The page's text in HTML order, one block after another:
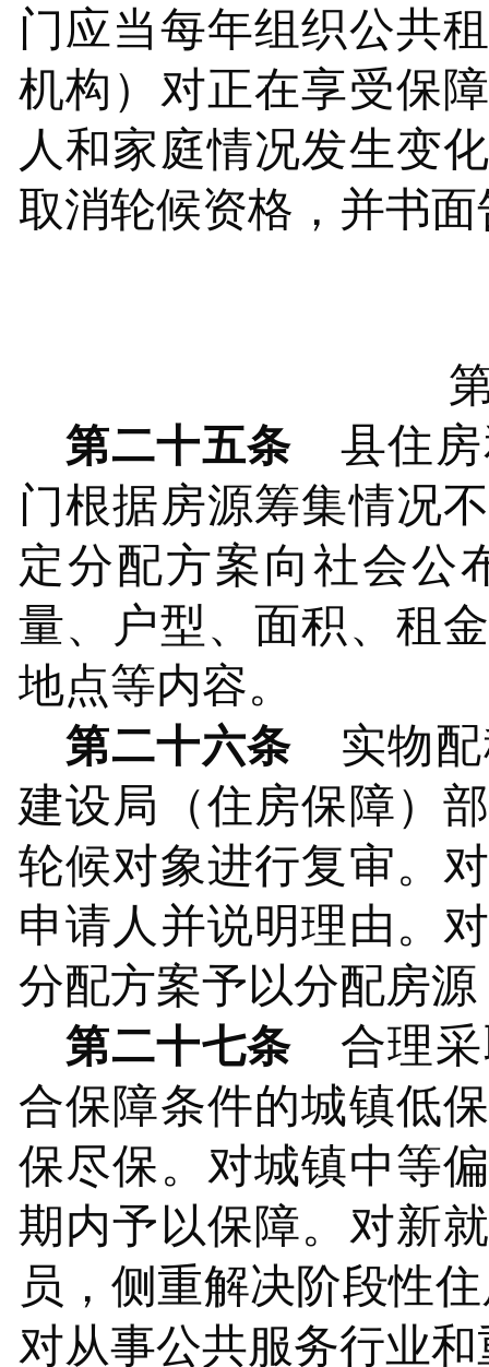
门应当每年组织公共
机构）对正在享受保
人和家庭情况发生变
取消轮候资格，并书面
第二十五条 县住房
门根据房源筹集情况
定分配方案向社会公
量、户型、面积、租
地点等内容。
第二十六条
实物
建设局（住房保障）
轮候对象进行复审。
申请人并说明理由。
分配方案予以分配房
第二十七条
合理
合保障条件的城镇低
保尽保。对城镇中等
期内予以保障。对新
员，侧重解决阶段性
对从事公共服务行业